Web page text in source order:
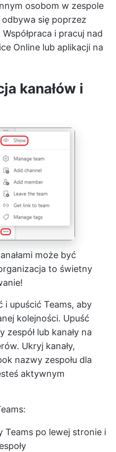
osobom w zespole
się poprzez
Współpraca i pracuj nad
Online lub aplikacji na
kanałów i
może być
to świetny
upuścić Teams, aby
kolejności. Upuść
lub kanały na
Ukryj kanały,
nazwy zespołu dla
aktywnym
Teams po lewej stronie i